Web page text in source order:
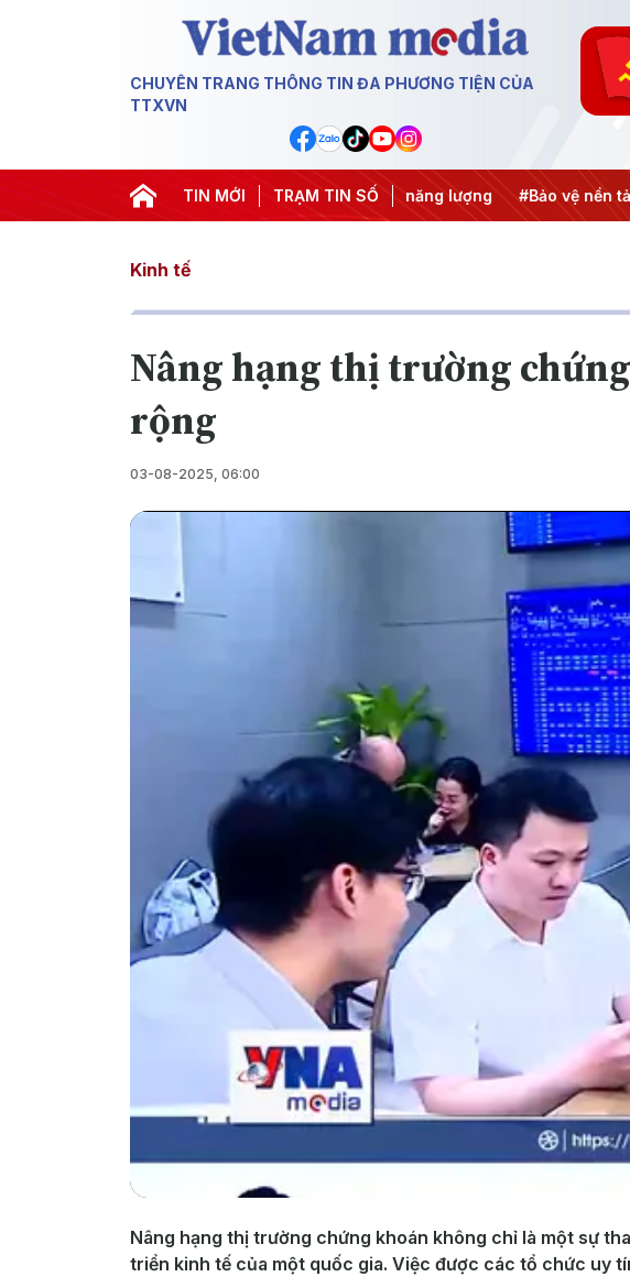
CHUYÊN TRANG THÔNG TIN ĐA PHƯƠNG TIỆN CỦA
TTXVN
TIN MỚI TRẠM TIN SỐ
#Căng thẳng Trung Đông #An ninh năng lượng #Bảo vệ nền tảng tư
Kinh tế
Nâng hạng thị trường
rộng
03-08-2025, 06:00
Nâng hạng thị trường chứng khoán không chỉ là một sự
triển kinh tế của một quốc gia. Việc được các tổ chức uy